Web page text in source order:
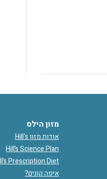
מזון הילס
אודות מזון Hill's
Hill’s Science Plan
Prescription Diet
איפה קונים?